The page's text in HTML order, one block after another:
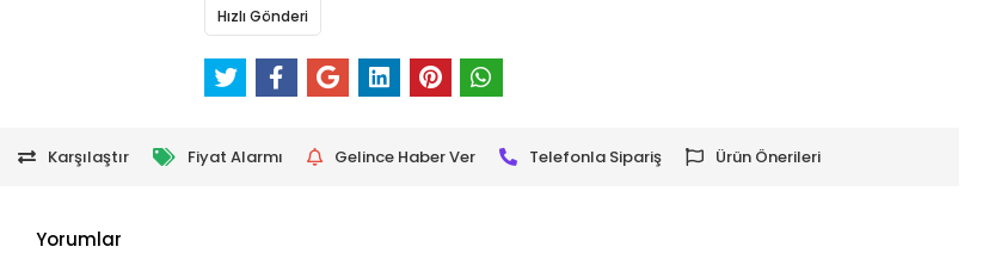
Hızlı Gönderi
Karşılaştır Fiyat Alarmı Gelince Haber Ver Telefonla Sipariş Ürün Önerileri
Yorumlar